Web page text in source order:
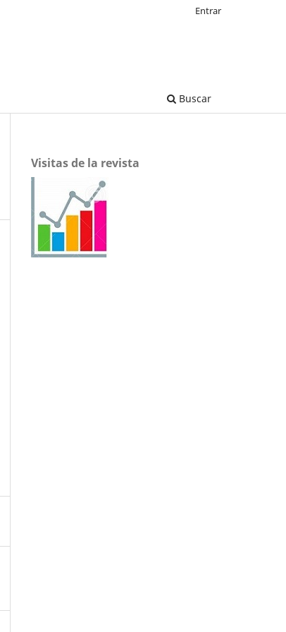
Buscar
Entrar
Visitas de la revista